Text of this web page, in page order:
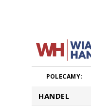
POLECAMY:
HANDEL